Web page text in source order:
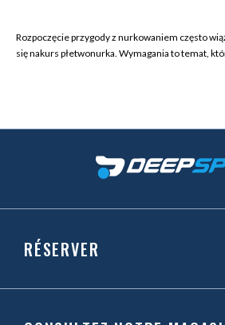
Rozpoczęcie przygody z nurkowaniem często
się nakurs płetwonurka. Wymagania to temat,
RÉSERVER